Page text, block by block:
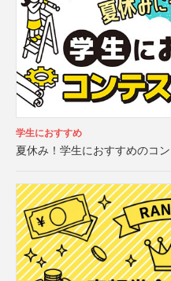
学生におすすめ
夏休み！学生におすすめのコ